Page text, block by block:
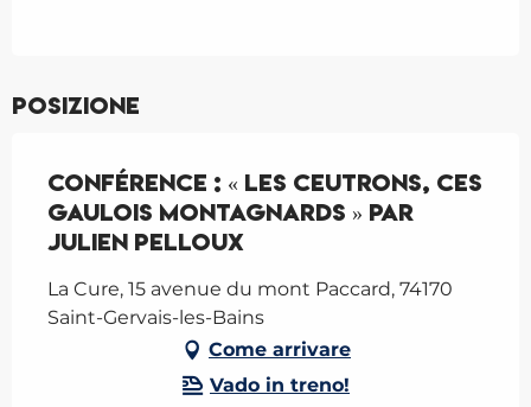
Posizione
Conférence : « Les Ceutrons, ces
gaulois montagnards » par
Julien Pelloux
La Cure, 15 avenue du mont Paccard, 74170
Saint-Gervais-les-Bains
Come arrivare
Vado in treno!